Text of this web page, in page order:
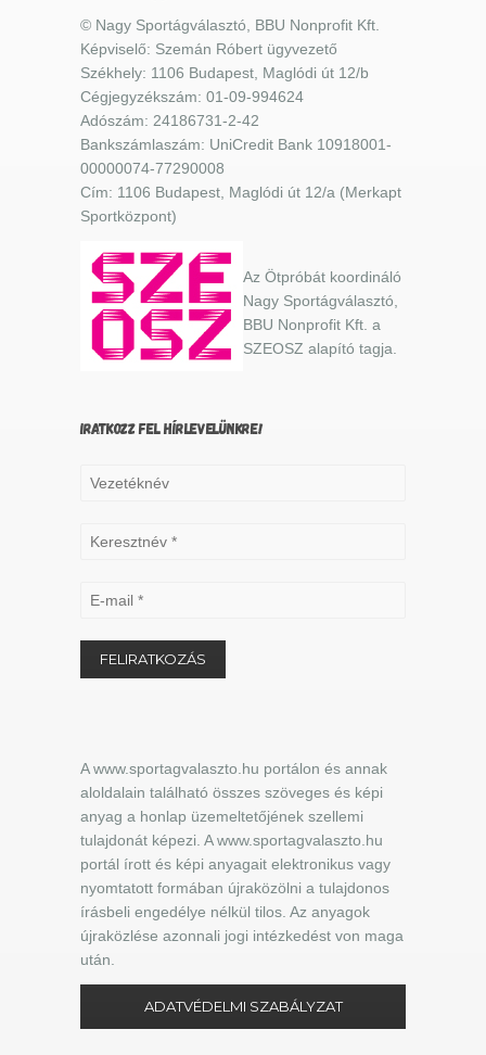
© Nagy Sportágválasztó, BBU Nonprofit Kft.
Képviselő: Szemán Róbert ügyvezető
Székhely: 1106 Budapest, Maglódi út 12/b
Cégjegyzékszám: 01-09-994624
Adószám: 24186731-2-42
Bankszámlaszám: UniCredit Bank 10918001-
00000074-77290008
Cím: 1106 Budapest, Maglódi út 12/a (Merkapt
Sportközpont)
Az Ötpróbát koordináló
Nagy Sportágválasztó,
BBU Nonprofit Kft. a
SZEOSZ alapító tagja.
IRATKOZZ FEL HÍRLEVELÜNKRE!
A www.sportagvalaszto.hu portálon és annak
aloldalain található összes szöveges és képi
anyag a honlap üzemeltetőjének szellemi
tulajdonát képezi. A www.sportagvalaszto.hu
portál írott és képi anyagait elektronikus vagy
nyomtatott formában újraközölni a tulajdonos
írásbeli engedélye nélkül tilos. Az anyagok
újraközlése azonnali jogi intézkedést von maga
után.
ADATVÉDELMI SZABÁLYZAT